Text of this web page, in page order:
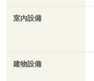
室内設備
建物設備